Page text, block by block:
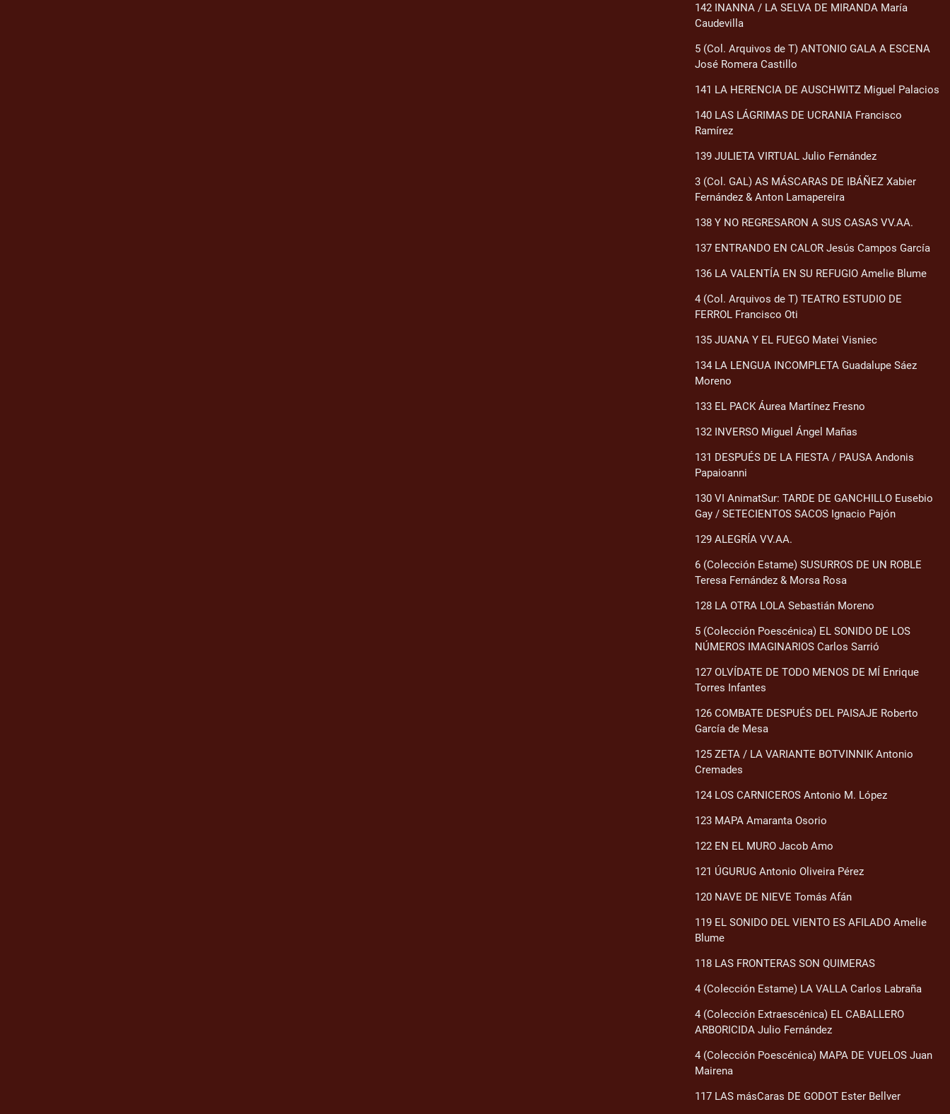
142 INANNA / LA SELVA DE MIRANDA María
Caudevilla
5 (Col. Arquivos de T) ANTONIO GALA A ESCENA
José Romera Castillo
141 LA HERENCIA DE AUSCHWITZ Miguel Palacios
140 LAS LÁGRIMAS DE UCRANIA Francisco
Ramírez
139 JULIETA VIRTUAL Julio Fernández
3 (Col. GAL) AS MÁSCARAS DE IBÁÑEZ Xabier
Fernández & Anton Lamapereira
138 Y NO REGRESARON A SUS CASAS VV.AA.
137 ENTRANDO EN CALOR Jesús Campos García
136 LA VALENTÍA EN SU REFUGIO Amelie Blume
4 (Col. Arquivos de T) TEATRO ESTUDIO DE
FERROL Francisco Oti
135 JUANA Y EL FUEGO Matei Visniec
134 LA LENGUA INCOMPLETA Guadalupe Sáez
Moreno
133 EL PACK Áurea Martínez Fresno
132 INVERSO Miguel Ángel Mañas
131 DESPUÉS DE LA FIESTA / PAUSA Andonis
Papaioanni
130 VI AnimatSur: TARDE DE GANCHILLO Eusebio
Gay / SETECIENTOS SACOS Ignacio Pajón
129 ALEGRÍA VV.AA.
6 (Colección Estame) SUSURROS DE UN ROBLE
Teresa Fernández & Morsa Rosa
128 LA OTRA LOLA Sebastián Moreno
5 (Colección Poescénica) EL SONIDO DE LOS
NÚMEROS IMAGINARIOS Carlos Sarrió
127 OLVÍDATE DE TODO MENOS DE MÍ Enrique
Torres Infantes
126 COMBATE DESPUÉS DEL PAISAJE Roberto
García de Mesa
125 ZETA / LA VARIANTE BOTVINNIK Antonio
Cremades
124 LOS CARNICEROS Antonio M. López
123 MAPA Amaranta Osorio
122 EN EL MURO Jacob Amo
121 ÚGURUG Antonio Oliveira Pérez
120 NAVE DE NIEVE Tomás Afán
119 EL SONIDO DEL VIENTO ES AFILADO Amelie
Blume
118 LAS FRONTERAS SON QUIMERAS
4 (Colección Estame) LA VALLA Carlos Labraña
4 (Colección Extraescénica) EL CABALLERO
ARBORICIDA Julio Fernández
4 (Colección Poescénica) MAPA DE VUELOS Juan
Mairena
117 LAS másCaras DE GODOT Ester Bellver